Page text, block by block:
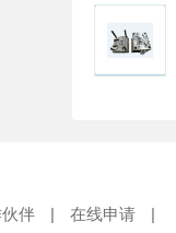
伴 | 在线申请 |